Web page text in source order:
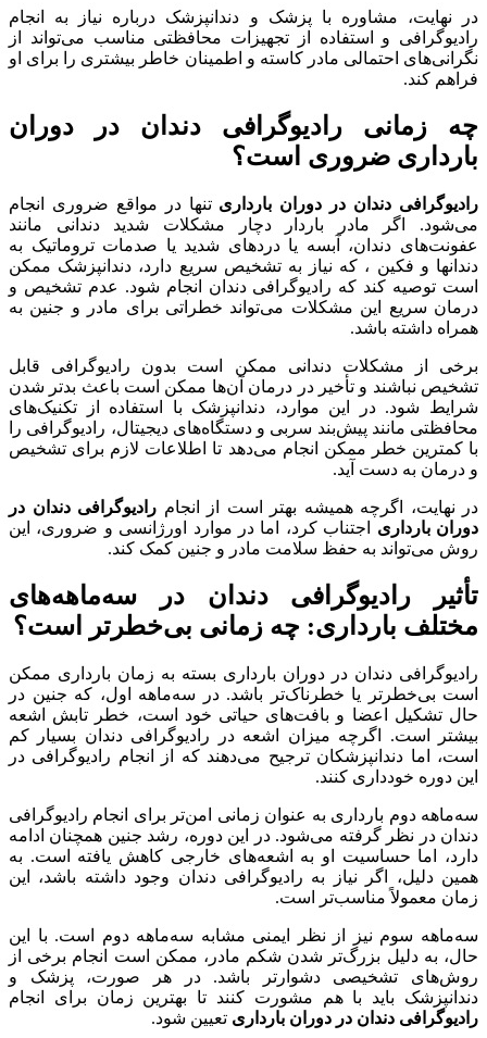
در نهایت، مشاوره با پزشک و دندانپزشک درباره نیاز به انجام
رادیوگرافی و استفاده از تجهیزات محافظتی مناسب می‌تواند از
نگرانی‌های احتمالی مادر کاسته و اطمینان خاطر بیشتری را برای او
فراهم کند.
چه زمانی رادیوگرافی دندان در دوران
بارداری ضروری است؟
رادیوگرافی دندان در دوران بارداری تنها در مواقع ضروری انجام
می‌شود. اگر مادر باردار دچار مشکلات شدید دندانی مانند
عفونت‌های دندان، آبسه یا دردهای شدید یا صدمات تروماتیک به
دندانها و فکین ، که نیاز به تشخیص سریع دارد، دندانپزشک ممکن
است توصیه کند که رادیوگرافی دندان انجام شود. عدم تشخیص و
درمان سریع این مشکلات می‌تواند خطراتی برای مادر و جنین به
همراه داشته باشد.
برخی از مشکلات دندانی ممکن است بدون رادیوگرافی قابل
تشخیص نباشند و تأخیر در درمان آن‌ها ممکن است باعث بدتر شدن
شرایط شود. در این موارد، دندانپزشک با استفاده از تکنیک‌های
محافظتی مانند پیش‌بند سربی و دستگاه‌های دیجیتال، رادیوگرافی را
با کمترین خطر ممکن انجام می‌دهد تا اطلاعات لازم برای تشخیص
و درمان به دست آید.
در نهایت، اگرچه همیشه بهتر است از انجام رادیوگرافی دندان در
دوران بارداری اجتناب کرد، اما در موارد اورژانسی و ضروری، این
روش می‌تواند به حفظ سلامت مادر و جنین کمک کند.
تأثیر رادیوگرافی دندان در سه‌ماهه‌های
مختلف بارداری: چه زمانی بی‌خطرتر است؟
رادیوگرافی دندان در دوران بارداری بسته به زمان بارداری ممکن
است بی‌خطرتر یا خطرناک‌تر باشد. در سه‌ماهه اول، که جنین در
حال تشکیل اعضا و بافت‌های حیاتی خود است، خطر تابش اشعه
بیشتر است. اگرچه میزان اشعه در رادیوگرافی دندان بسیار کم
است، اما دندانپزشکان ترجیح می‌دهند که از انجام رادیوگرافی در
این دوره خودداری کنند.
سه‌ماهه دوم بارداری به عنوان زمانی امن‌تر برای انجام رادیوگرافی
دندان در نظر گرفته می‌شود. در این دوره، رشد جنین همچنان ادامه
دارد، اما حساسیت او به اشعه‌های خارجی کاهش یافته است. به
همین دلیل، اگر نیاز به رادیوگرافی دندان وجود داشته باشد، این
زمان معمولاً مناسب‌تر است.
سه‌ماهه سوم نیز از نظر ایمنی مشابه سه‌ماهه دوم است. با این
حال، به دلیل بزرگ‌تر شدن شکم مادر، ممکن است انجام برخی از
روش‌های تشخیصی دشوارتر باشد. در هر صورت، پزشک و
دندانپزشک باید با هم مشورت کنند تا بهترین زمان برای انجام
رادیوگرافی دندان در دوران بارداری تعیین شود.